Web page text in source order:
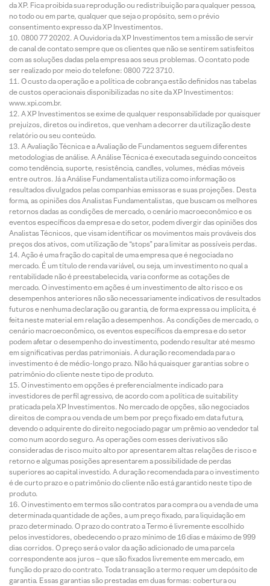
da XP. Fica proibida sua reprodução ou redistribuição para qualquer pessoa,
no todo ou em parte, qualquer que seja o propósito, sem o prévio
consentimento expresso da XP Investimentos.
0800 77 20202. A Ouvidoria da XP Investimentos tem a missão de servir
de canal de contato sempre que os clientes que não se sentirem satisfeitos
com as soluções dadas pela empresa aos seus problemas. O contato pode
ser realizado por meio do telefone: 0800 722 3710.
O custo da operação e a política de cobrança estão definidos nas tabelas
de custos operacionais disponibilizadas no site da XP Investimentos:
www.xpi.com.br.
A XP Investimentos se exime de qualquer responsabilidade por quaisquer
prejuízos, diretos ou indiretos, que venham a decorrer da utilização deste
relatório ou seu conteúdo.
A Avaliação Técnica e a Avaliação de Fundamentos seguem diferentes
metodologias de análise. A Análise Técnica é executada seguindo conceitos
como tendência, suporte, resistência, candles, volumes, médias móveis
entre outros. Já a Análise Fundamentalista utiliza como informação os
resultados divulgados pelas companhias emissoras e suas projeções. Desta
forma, as opiniões dos Analistas Fundamentalistas, que buscam os melhores
retornos dadas as condições de mercado, o cenário macroeconômico e os
eventos específicos da empresa e do setor, podem divergir das opiniões dos
Analistas Técnicos, que visam identificar os movimentos mais prováveis dos
preços dos ativos, com utilização de “stops” para limitar as possíveis perdas.
Ação é uma fração do capital de uma empresa que é negociada no
mercado. É um título de renda variável, ou seja, um investimento no qual a
rentabilidade não é preestabelecida, varia conforme as cotações de
mercado. O investimento em ações é um investimento de alto risco e os
desempenhos anteriores não são necessariamente indicativos de resultados
futuros e nenhuma declaração ou garantia, de forma expressa ou implícita, é
feita neste material em relação a desempenhos. As condições de mercado, o
cenário macroeconômico, os eventos específicos da empresa e do setor
podem afetar o desempenho do investimento, podendo resultar até mesmo
em significativas perdas patrimoniais. A duração recomendada para o
investimento é de médio-longo prazo. Não há quaisquer garantias sobre o
patrimônio do cliente neste tipo de produto.
O investimento em opções é preferencialmente indicado para
investidores de perfil agressivo, de acordo com a política de suitability
praticada pela XP Investimentos. No mercado de opções, são negociados
direitos de compra ou venda de um bem por preço fixado em data futura,
devendo o adquirente do direito negociado pagar um prêmio ao vendedor tal
como num acordo seguro. As operações com esses derivativos são
consideradas de risco muito alto por apresentarem altas relações de risco e
retorno e algumas posições apresentarem a possibilidade de perdas
superiores ao capital investido. A duração recomendada para o investimento
é de curto prazo e o patrimônio do cliente não está garantido neste tipo de
produto.
O investimento em termos são contratos para compra ou a venda de uma
determinada quantidade de ações, a um preço fixado, para liquidação em
prazo determinado. O prazo do contrato a Termo é livremente escolhido
pelos investidores, obedecendo o prazo mínimo de 16 dias e máximo de 999
dias corridos. O preço será o valor da ação adicionado de uma parcela
correspondente aos juros – que são fixados livremente em mercado, em
função do prazo do contrato. Toda transação a termo requer um depósito de
garantia. Essas garantias são prestadas em duas formas: cobertura ou